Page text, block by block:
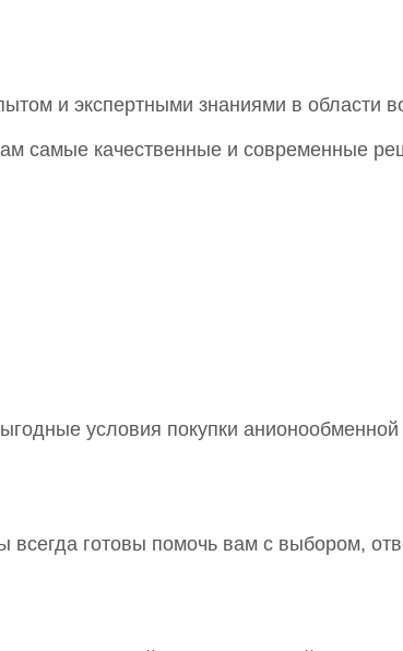
и экспертными знаниями в области
самые качественные и современные
условия покупки
готовы помочь вам с выбором,